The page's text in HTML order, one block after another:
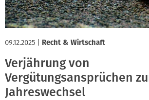
09.12.2025 Recht & Wirtschaft
Verjährung von
Vergütungsansprüchen
Jahreswechsel